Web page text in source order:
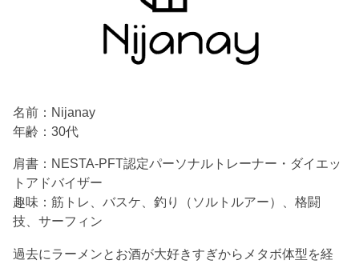
名前：Nijanay
年齢：30代
肩書：NESTA-PFT認定パーソナルトレーナー・ダイエッ
トアドバイザー
趣味：筋トレ、バスケ、釣り（ソルトルアー）、格闘
技、サーフィン
過去にラーメンとお酒が大好きすぎからメタボ体型を経